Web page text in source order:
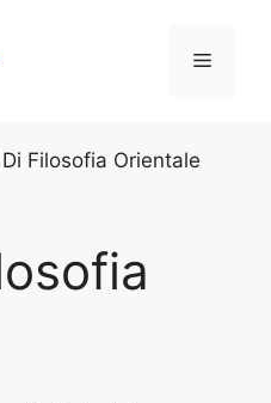
Menu
Filosofia Orientale